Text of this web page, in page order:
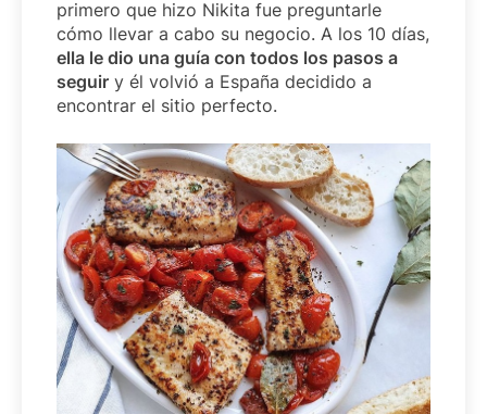
primero que hizo Nikita fue preguntarle
cómo llevar a cabo su negocio. A los 10 días,
ella le dio una guía con todos los pasos a
seguir y él volvió a España decidido a
encontrar el sitio perfecto.